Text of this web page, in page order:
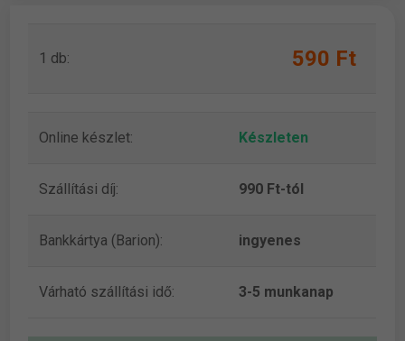
1 db: 590 Ft
Online készlet: Készleten
Szállítási díj: 990 Ft-tól
Bankkártya (Barion): ingyenes
Várható szállítási idő: 3-5 munkanap